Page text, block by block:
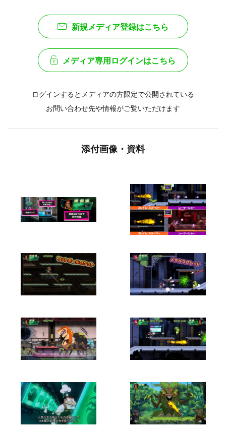
新規メディア登録はこちら
メディア専用ログインはこちら
ログインするとメディアの方限定で公開されている
お問い合わせ先や情報がご覧いただけます
添付画像・資料